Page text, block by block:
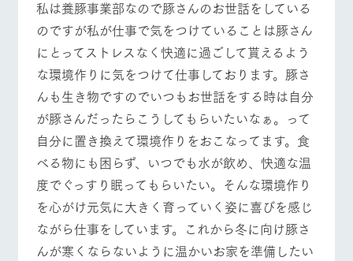
間・料金
交通アク
セス
よくいた
だく質問
団体のお
客様へ
ペットを
お連れの
お客様へ
お問い合
料請求
レストラ
ン
牧場の生産品を
知り尽くした料
理人が腕を振
い、ビュッフェ
スタイルで提供
ショップ
／お買い
物
丹精込めて育て
た生産品をはじ
め、牧場産の逸
品を取り揃えた
店舗
牧場マッ
プ
牧場マップのダ
ウンロード
周遊バス
牧場内を巡る周
遊バスのご案内
生産品カタログ・資料DL
English (Google Translate)
ネットショップ
個人情報取扱いについて
周遊バス
営業時間・料金 交通アクセス
よくあるご質問
団体のお客様へ
ペットをお連れの
お客様へ お問い合わせ
私は養豚事業部なので豚さんのお世話をしている
のですが私が仕事で気をつけていることは豚さん
にとってストレスなく快適に過ごして貰えるよう
な環境作りに気をつけて仕事しております。豚さ
んも生き物ですのでいつもお世話をする時は自分
が豚さんだったらこうしてもらいたいなぁ。って
自分に置き換えて環境作りをおこなってます。食
べる物にも困らず、いつでも水が飲め、快適な温
度でぐっすり眠ってもらいたい。そんな環境作り
を心がけ元気に大きく育っていく姿に喜びを感じ
ながら仕事をしています。これから冬に向け豚さ
んが寒くならないように温かいお家を準備したい